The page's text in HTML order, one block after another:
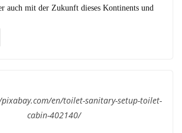
auch mit der Zukunft dieses Kontinents und
en/toilet-sanitary-setup-toilet-
cabin-402140/